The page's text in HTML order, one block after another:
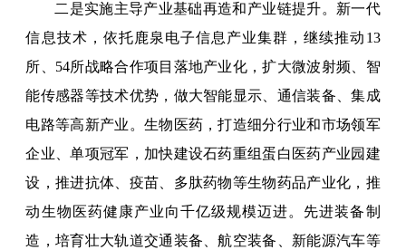
二是实施主导产业基础再造和产业链提升。新一代
信息技术，依托鹿泉电子信息产业集群，继续推动13
所、54所战略合作项目落地产业化，扩大微波射频、智
能传感器等技术优势，做大智能显示、通信装备、集成
电路等高新产业。生物医药，打造细分行业和市场领军
企业、单项冠军，加快建设石药重组蛋白医药产业园建
设，推进抗体、疫苗、多肽药物等生物药品产业化，推
动生物医药健康产业向千亿级规模迈进。先进装备制
造，培育壮大轨道交通装备、航空装备、新能源汽车等